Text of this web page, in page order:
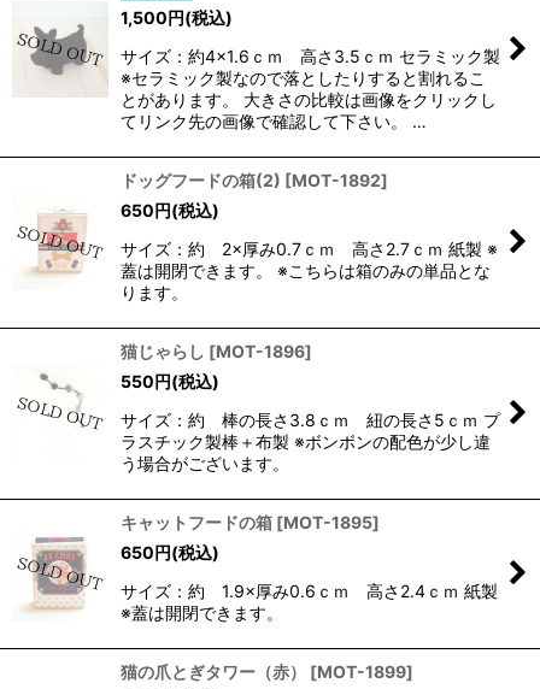
絞り込む
1,500円(税込)
サイズ：約4×1.6ｃｍ 高さ3.5ｃｍ セラミック製
※セラミック製なので落としたりすると割れるこ
とがあります。 大きさの比較は画像をクリックし
てリンク先の画像で確認して下さい。 …
ドッグフードの箱(2) [MOT-1892]
650円(税込)
サイズ：約 2×厚み0.7ｃｍ 高さ2.7ｃｍ 紙製 ※
蓋は開閉できます。 ※こちらは箱のみの単品とな
ります。
猫じゃらし [MOT-1896]
550円(税込)
サイズ：約 棒の長さ3.8ｃｍ 紐の長さ5ｃｍ プ
ラスチック製棒＋布製 ※ボンボンの配色が少し違
う場合がございます。
キャットフードの箱 [MOT-1895]
650円(税込)
サイズ：約 1.9×厚み0.6ｃｍ 高さ2.4ｃｍ 紙製
※蓋は開閉できます。
猫の爪とぎタワー（赤） [MOT-1899]